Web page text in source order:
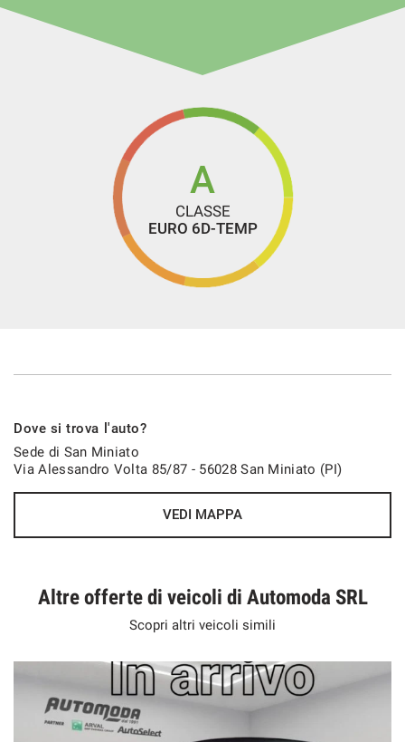
A
CLASSE
EURO 6D-TEMP
Dove si trova l'auto?
Sede di San Miniato
Via Alessandro Volta 85/87 - 56028 San Miniato (PI)
VEDI MAPPA
Altre offerte di veicoli di Automoda SRL
Scopri altri veicoli simili